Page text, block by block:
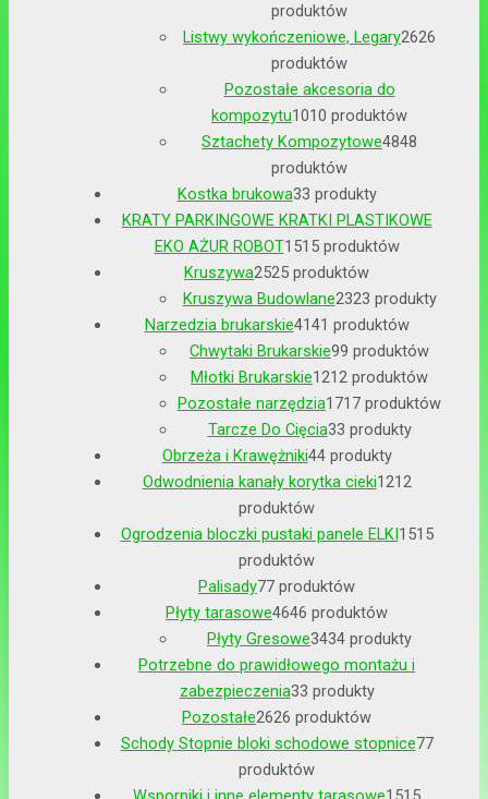
produktów
Listwy wykończeniowe, Legary2626
produktów
Pozostałe akcesoria do
kompozytu1010 produktów
Sztachety Kompozytowe4848
produktów
Kostka brukowa33 produkty
KRATY PARKINGOWE KRATKI PLASTIKOWE
EKO AŻUR ROBOT1515 produktów
Kruszywa2525 produktów
Kruszywa Budowlane2323 produkty
Narzedzia brukarskie4141 produktów
Chwytaki Brukarskie99 produktów
Młotki Brukarskie1212 produktów
Pozostałe narzędzia1717 produktów
Tarcze Do Cięcia33 produkty
Obrzeża i Krawężniki44 produkty
Odwodnienia kanały korytka cieki1212
produktów
Ogrodzenia bloczki pustaki panele ELKI1515
produktów
Palisady77 produktów
Płyty tarasowe4646 produktów
Płyty Gresowe3434 produkty
Potrzebne do prawidłowego montażu i
zabezpieczenia33 produkty
Pozostałe2626 produktów
Schody Stopnie bloki schodowe stopnice77
produktów